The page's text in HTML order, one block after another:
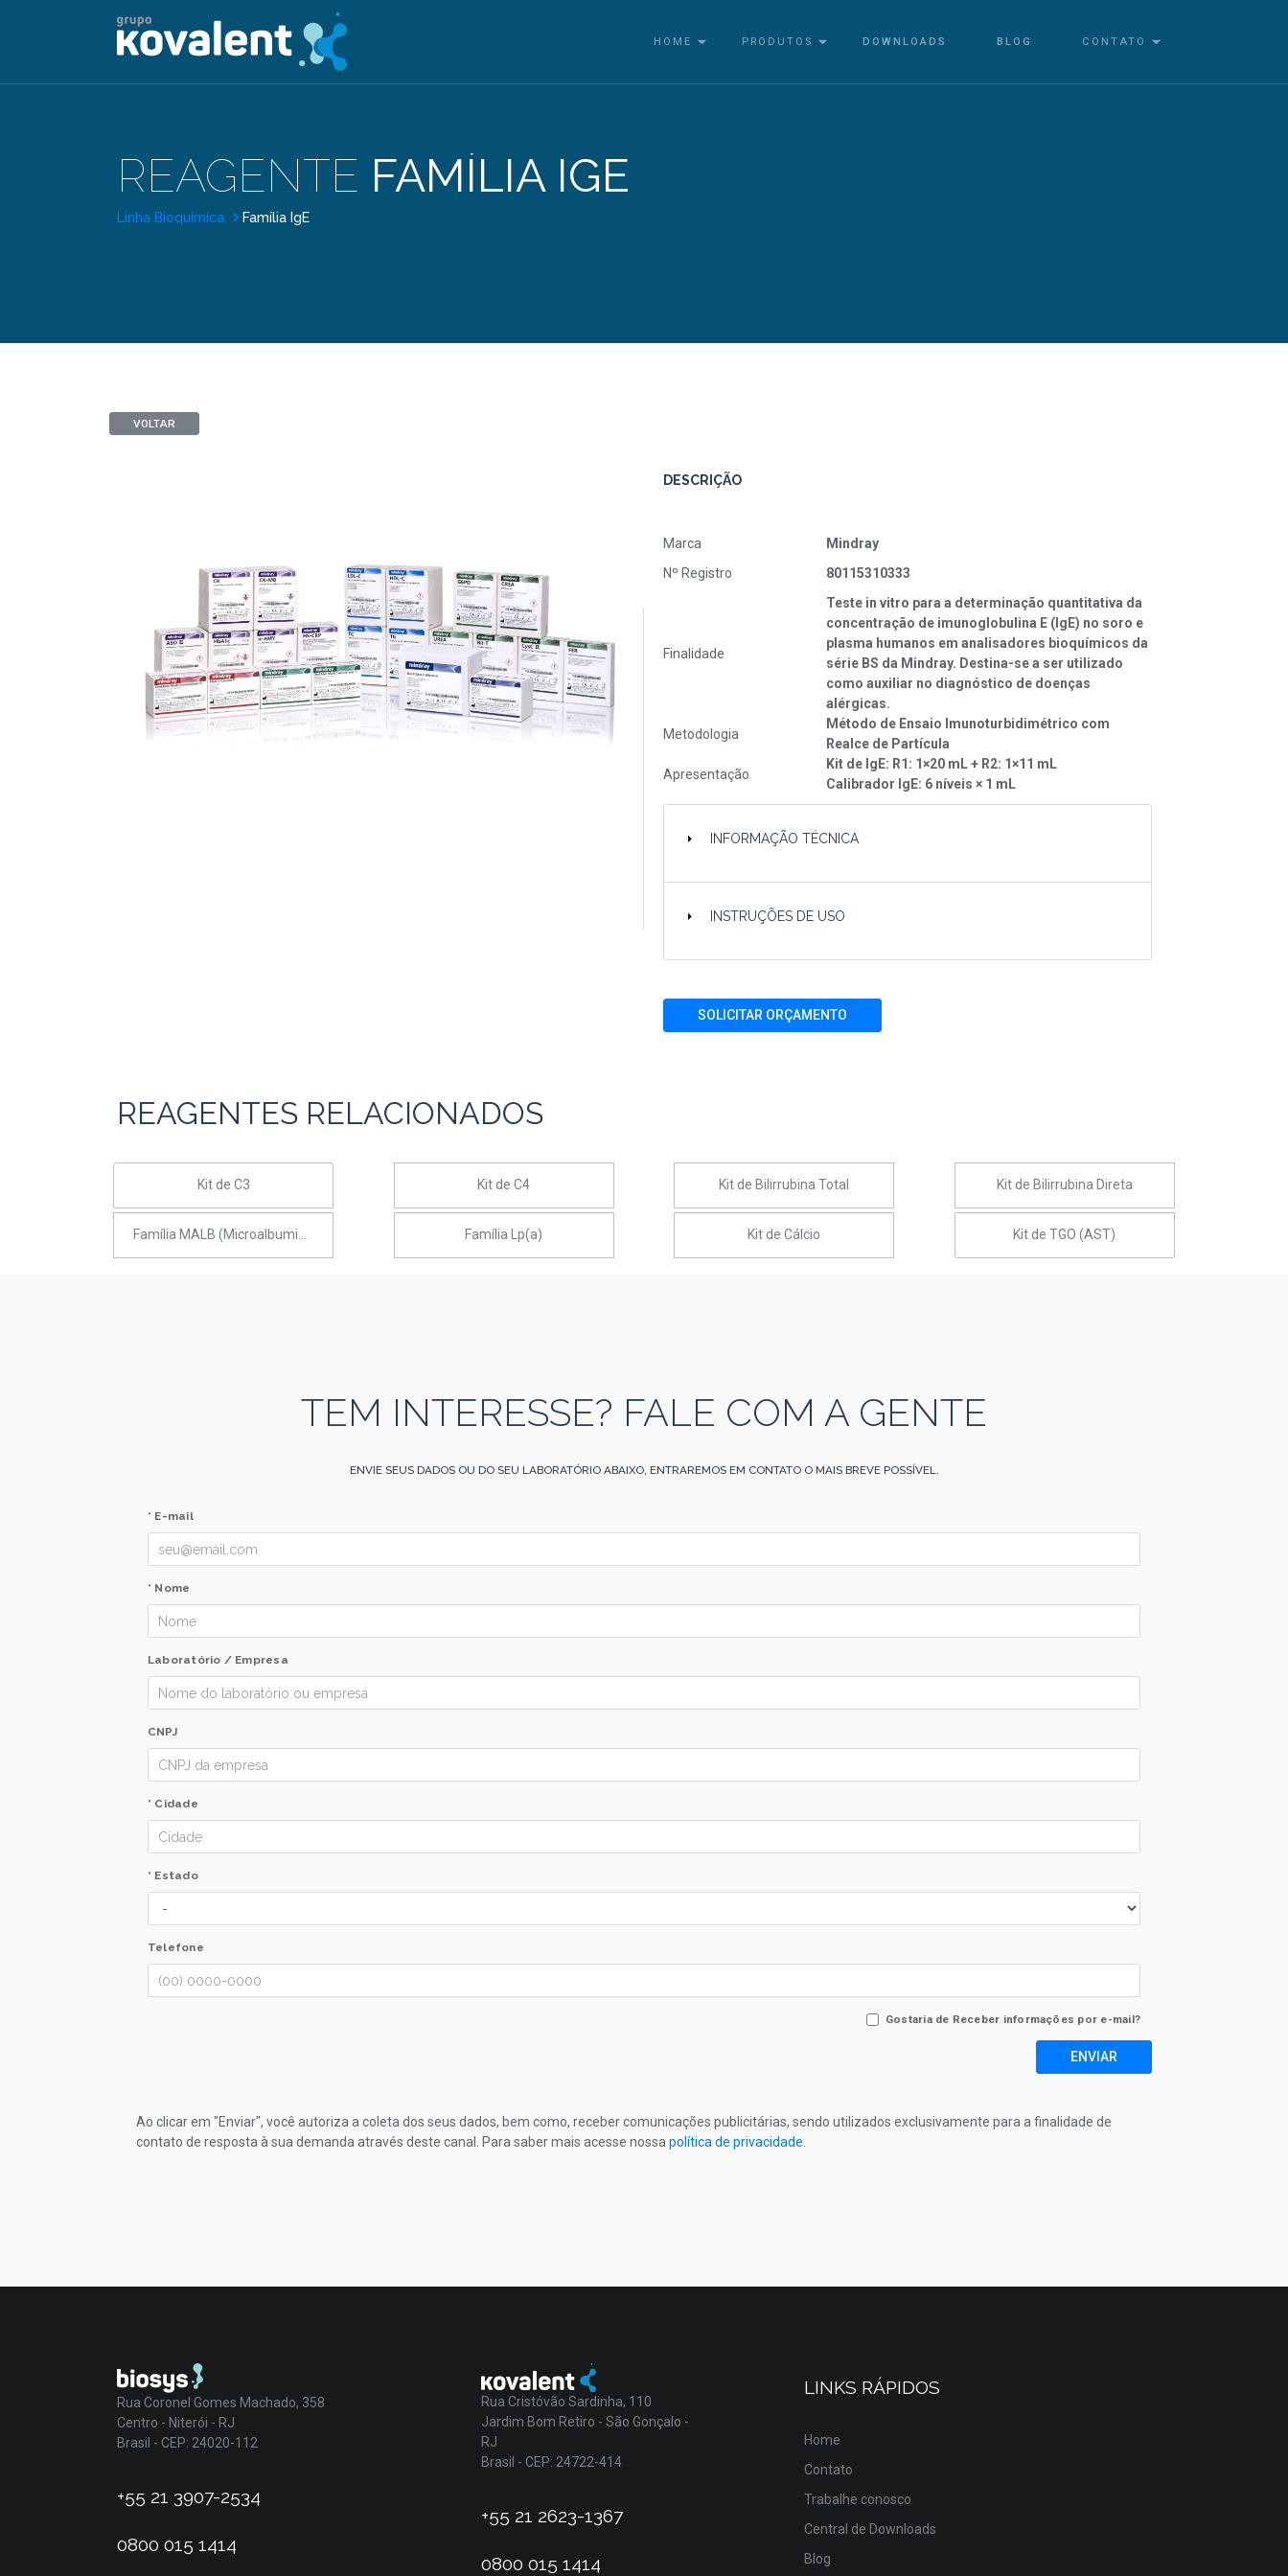
HOME PRODUTOS DOWNLOADS BLOG CONTATO
REAGENTE FAMÍLIA IGE
Linha Bioquímica Família IgE
VOLTAR
DESCRIÇÃO
Marca
Mindray
Nº Registro
80115310333
Finalidade
Teste in vitro para a determinação quantitativa da
concentração de imunoglobulina E (IgE) no soro e
plasma humanos em analisadores bioquímicos da
série BS da Mindray. Destina-se a ser utilizado
como auxiliar no diagnóstico de doenças
alérgicas.
Metodologia
Método de Ensaio Imunoturbidimétrico com
Realce de Partícula
Apresentação
Kit de IgE: R1: 1×20 mL + R2: 1×11 mL
Calibrador IgE: 6 níveis × 1 mL
INFORMAÇÃO TÉCNICA
INSTRUÇÕES DE USO
SOLICITAR ORÇAMENTO
REAGENTES RELACIONADOS
Kit de C3 Kit de C4 Kit de Bilirrubina Total Kit de Bilirrubina Direta
Família Lp(a) Kit de Cálcio Kit de TGO (AST)
TEM INTERESSE? FALE COM A GENTE
ENVIE SEUS DADOS OU DO SEU LABORATÓRIO ABAIXO, ENTRAREMOS EM CONTATO O MAIS BREVE POSSÍVEL.
* E-mail
* Nome
Laboratório / Empresa
CNPJ
* Cidade
* Estado
Telefone
Gostaria de Receber informações por e-mail?
ENVIAR
Ao clicar em "Enviar", você autoriza a coleta dos seus dados, bem como, receber comunicações publicitárias, sendo utilizados exclusivamente para a finalidade de
contato de resposta à sua demanda através deste canal. Para saber mais acesse nossa política de privacidade
Rua Coronel Gomes Machado, 358
Centro - Niterói - RJ
Brasil - CEP: 24020-112
+55 21 3907-2534
0800 015 1414
Rua Cristóvão Sardinha, 110
Jardim Bom Retiro - São Gonçalo -
RJ
Brasil - CEP: 24722-414
+55 21 2623-1367
0800 015 1414
LINKS RÁPIDOS
Home
Contato
Trabalhe conosco
Central de Downloads
Blog